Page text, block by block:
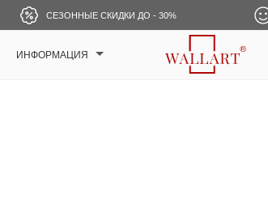
СЕЗОННЫЕ СКИДКИ ДО - 30%
ИНФОРМАЦИЯ